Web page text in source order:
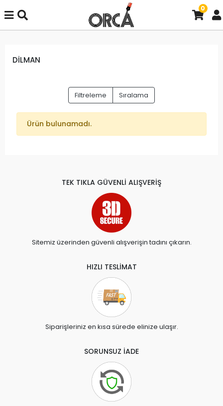
0
DİLMAN
Filtreleme Sıralama
Ürün bulunamadı.
TEK TIKLA GÜVENLİ ALIŞVERİŞ
Sitemiz üzerinden güvenli alışverişin tadını çıkarın.
HIZLI TESLİMAT
Siparişleriniz en kısa sürede elinize ulaşır.
SORUNSUZ İADE